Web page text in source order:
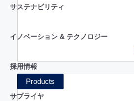
サステナビリティ
イノベーション & テクノロジー
採用情報
サプライヤ